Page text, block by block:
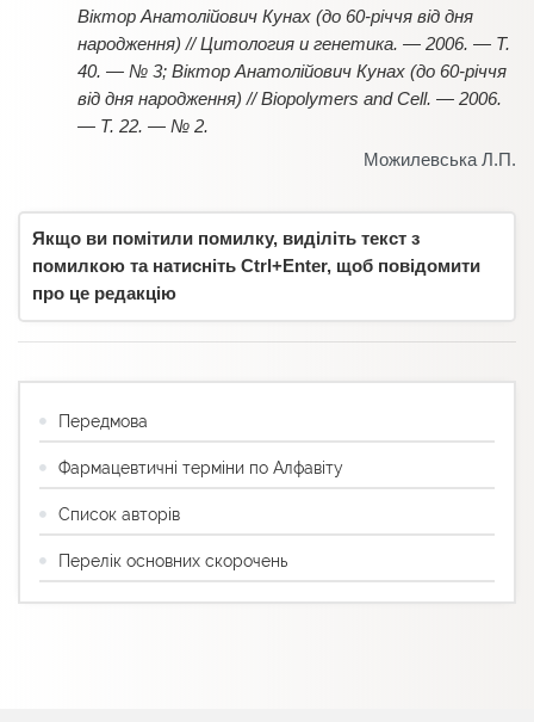
Віктор Анатолійович Кунах (до 60-річчя від дня
народження) // Цитология и генетика. — 2006. — Т.
40. — № 3; Віктор Анатолійович Кунах (до 60-річчя
від дня народження) // Biopolymers and Cell. — 2006.
— Т. 22. — № 2.
Можилевська Л.П.
Якщо ви помітили помилку, виділіть текст з
помилкою та натисніть Ctrl+Enter, щоб повідомити
про це редакцію
Передмова
Фармацевтичні терміни по Алфавіту
Список авторів
Перелік основних скорочень